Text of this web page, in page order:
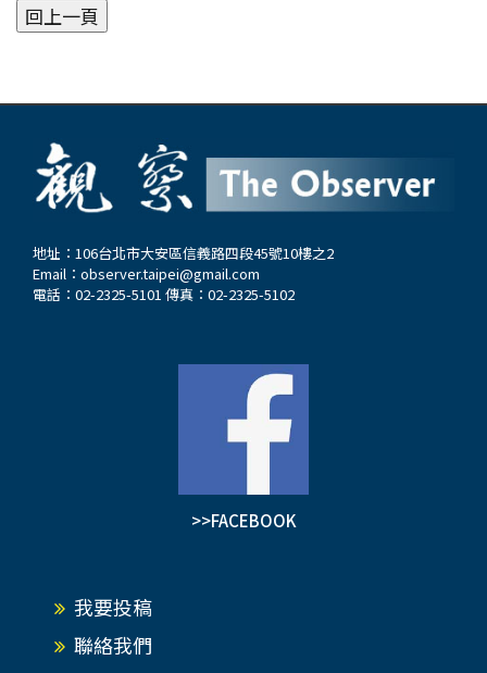
地址：106台北市大安區信義路四段45號10樓之2
Email： observer.taipei@gmail.com
電話：02-2325-5101 傳真：02-2325-5102
>>FACEBOOK
我要投稿
聯絡我們